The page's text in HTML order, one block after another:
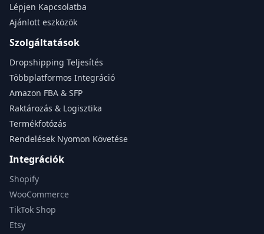
Lépjen Kapcsolatba
Ajánlott eszközök
Szolgáltatások
Dropshipping Teljesítés
Többplatformos Integráció
Amazon FBA & SFP
Raktározás & Logisztika
Termékfotózás
Rendelések Nyomon Követése
Integrációk
Shopify
WooCommerce
TikTok Shop
Etsy